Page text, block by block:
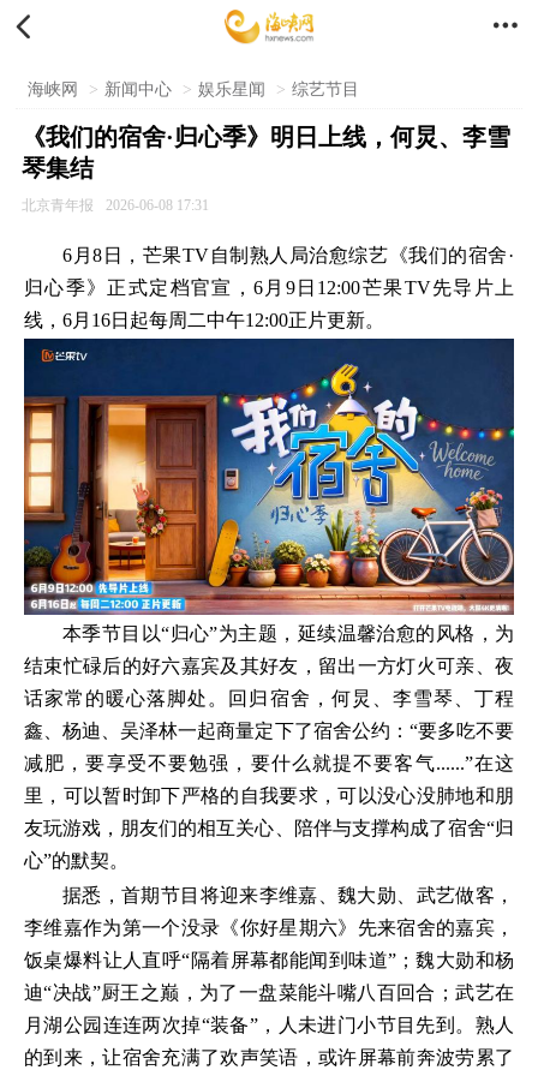
 
海峡网 > 新闻中心 > 娱乐星闻 > 综艺节目
《我们的宿舍·归心季》明日上线，何炅、李雪
琴集结
北京青年报 2026-06-08 17:31
6月8日，芒果TV自制熟人局治愈综艺《我们的宿舍·
归心季》正式定档官宣，6月9日12:00芒果TV先导片上
线，6月16日起每周二中午12:00正片更新。
本季节目以“归心”为主题，延续温馨治愈的风格，为
结束忙碌后的好六嘉宾及其好友，留出一方灯火可亲、夜
话家常的暖心落脚处。回归宿舍，何炅、李雪琴、丁程
鑫、杨迪、吴泽林一起商量定下了宿舍公约：“要多吃不要
减肥，要享受不要勉强，要什么就提不要客气......”在这
里，可以暂时卸下严格的自我要求，可以没心没肺地和朋
友玩游戏，朋友们的相互关心、陪伴与支撑构成了宿舍“归
心”的默契。
据悉，首期节目将迎来李维嘉、魏大勋、武艺做客，
李维嘉作为第一个没录《你好星期六》先来宿舍的嘉宾，
饭桌爆料让人直呼“隔着屏幕都能闻到味道”；魏大勋和杨
迪“决战”厨王之巅，为了一盘菜能斗嘴八百回合；武艺在
月湖公园连连两次掉“装备”，人未进门小节目先到。熟人
的到来，让宿舍充满了欢声笑语，或许屏幕前奔波劳累了